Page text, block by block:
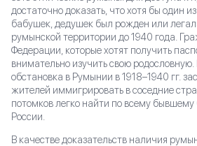
достаточно доказать, что хотя бы один
бабушек, дедушек был рожден или
румынской территории до 1940 года.
Федерации, которые хотят получить
внимательно изучить свою
обстановка в Румынии в 1918–1940 гг.
жителей иммигрировать в соседние
потомков легко найти по всему
России.
В качестве доказательств наличия